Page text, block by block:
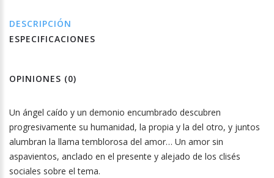
DESCRIPCIÓN
ESPECIFICACIONES
OPINIONES (0)
Un ángel caído y un demonio encumbrado descubren
progresivamente su humanidad, la propia y la del otro, y juntos
alumbran la llama temblorosa del amor… Un amor sin
aspavientos, anclado en el presente y alejado de los clisés
sociales sobre el tema.